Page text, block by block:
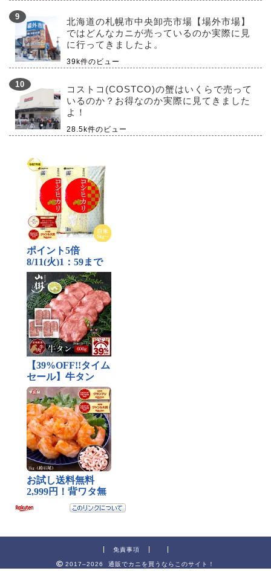
北海道の札幌市中央卸売市場【場外市場】
ではどんなカニが売っているのか実際に見
に行ってきましたよ。
39k件のビュー
コストコ(COSTCO)の蟹はいくらで売って
いるのか？お得なのか実際に見てきました
よ！
28.5k件のビュー
免責事項
2017–2026 通販でカニを買うならこのサイト！